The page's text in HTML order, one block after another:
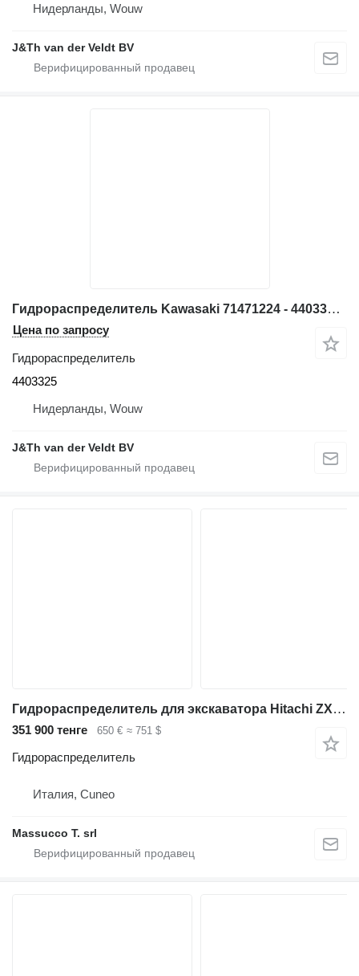
Нидерланды, Wouw
J&Th van der Veldt BV
Гидрораспределитель Kawasaki 71471224 - 4403325 для экскаватора Hitachi EX355
Цена по запросу
Гидрораспределитель
4403325
Нидерланды, Wouw
J&Th van der Veldt BV
Гидрораспределитель для экскаватора Hitachi ZX135US
351 900 тенге 650 € ≈ 751 $
Гидрораспределитель
Италия, Cuneo
Massucco T. srl